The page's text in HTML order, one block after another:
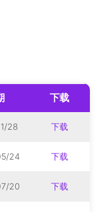
下载
28 下载
24 下载
20 下载